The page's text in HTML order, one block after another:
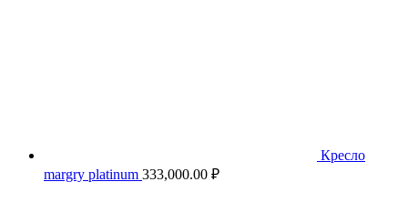
Кресло
margry platinum 333,000.00 ₽